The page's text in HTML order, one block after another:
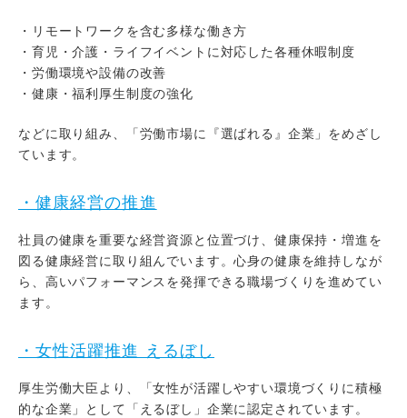
・リモートワークを含む多様な働き方
・育児・介護・ライフイベントに対応した各種休暇制度
・労働環境や設備の改善
・健康・福利厚生制度の強化
などに取り組み、「労働市場に『選ばれる』企業」をめざし
ています。
・健康経営の推進
社員の健康を重要な経営資源と位置づけ、健康保持・増進を
図る健康経営に取り組んでいます。心身の健康を維持しなが
ら、高いパフォーマンスを発揮できる職場づくりを進めてい
ます。
・女性活躍推進 えるぼし
厚生労働大臣より、「女性が活躍しやすい環境づくりに積極
的な企業」として「えるぼし」企業に認定されています。